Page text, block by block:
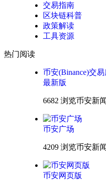
交易指南
区块链科普
政策解读
工具资源
热门阅读
币安(Binance)交
最新版
6682 浏览币安新闻
币安广场
4209 浏览币安新闻
币安网页版